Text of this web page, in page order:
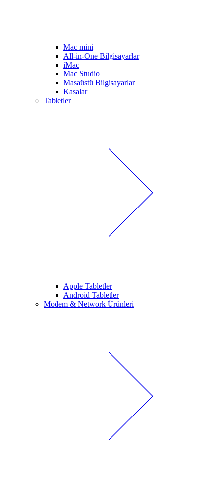
Mac mini
All-in-One Bilgisayarlar
iMac
Mac Studio
Masaüstü Bilgisayarlar
Kasalar
Tabletler
Apple Tabletler
Android Tabletler
Modem & Network Ürünleri